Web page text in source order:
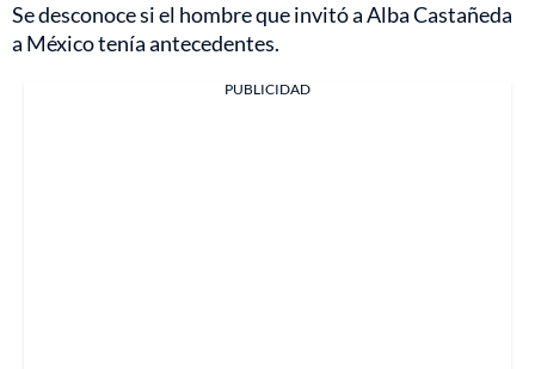
Se desconoce si el hombre que invitó a Alba Castañeda
a México tenía antecedentes.
PUBLICIDAD